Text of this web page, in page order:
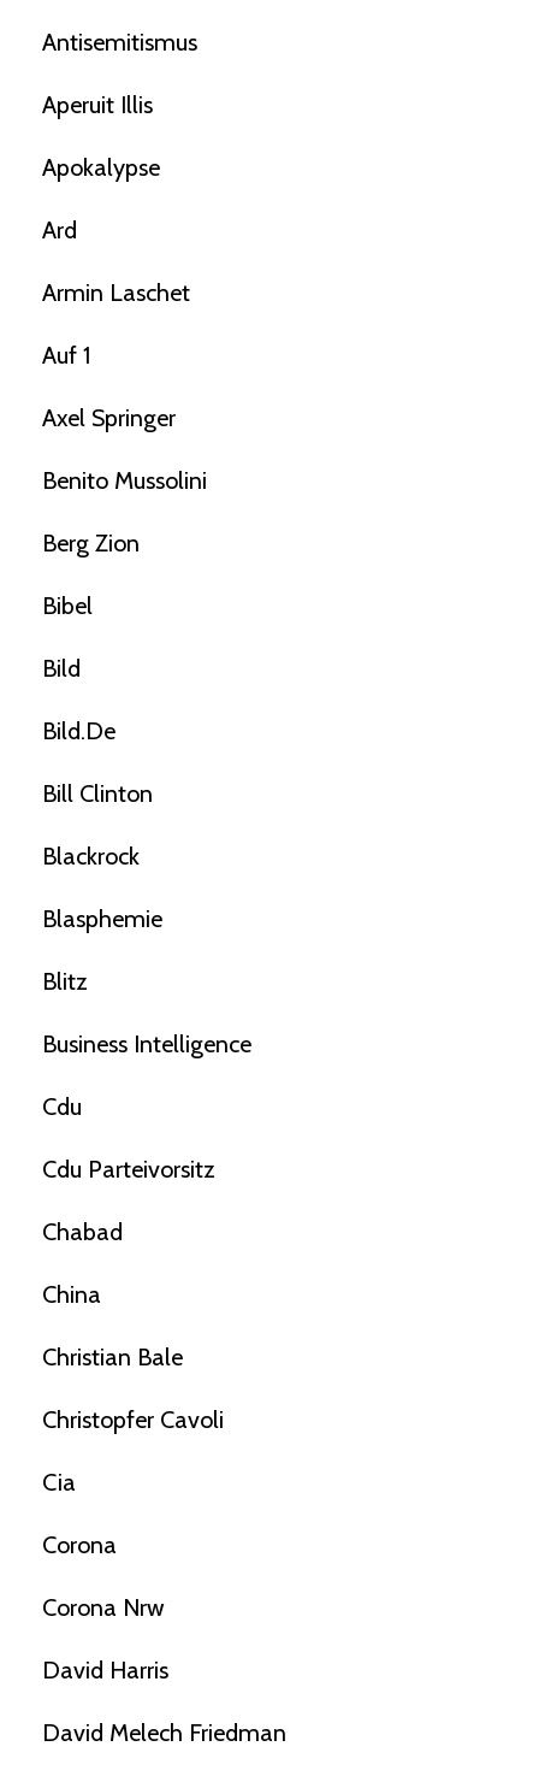
Antisemitismus
Aperuit Illis
Apokalypse
Ard
Armin Laschet
Auf 1
Axel Springer
Benito Mussolini
Berg Zion
Bibel
Bild
Bild.de
Bill Clinton
Blackrock
Blasphemie
Blitz
Business Intelligence
Cdu
Cdu Parteivorsitz
Chabad
China
Christian Bale
Christopfer Cavoli
Cia
Corona
Corona Nrw
David Harris
David Melech Friedman